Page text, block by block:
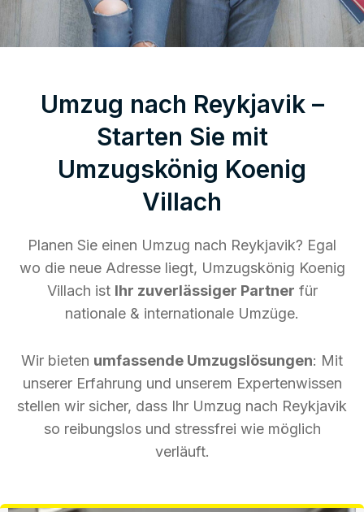
Umzug nach Reykjavik –
Starten Sie mit
Umzugskönig Koenig
Villach
Planen Sie einen Umzug nach Reykjavik? Egal
wo die neue Adresse liegt, Umzugskönig Koenig
Villach ist Ihr zuverlässiger Partner für
nationale & internationale Umzüge.
Wir bieten umfassende Umzugslösungen: Mit
unserer Erfahrung und unserem Expertenwissen
stellen wir sicher, dass Ihr Umzug nach Reykjavik
so reibungslos und stressfrei wie möglich
verläuft.